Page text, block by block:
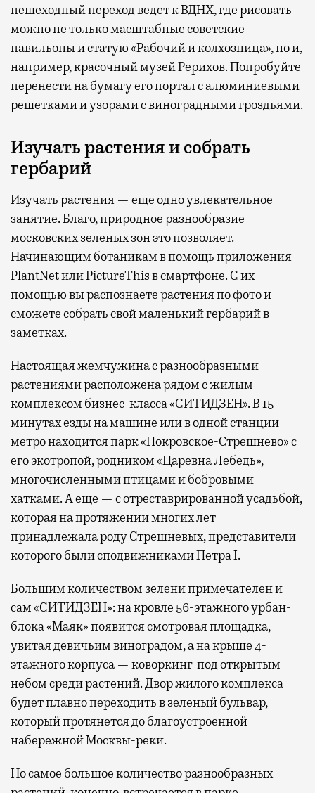
пешеходный переход ведет к ВДНХ, где рисовать
можно не только масштабные советские
павильоны и статую «Рабочий и колхозница», но и,
например, красочный музей Рерихов. Попробуйте
перенести на бумагу его портал с алюминиевыми
решетками и узорами с виноградными гроздьями.
Изучать растения и собрать
гербарий
Изучать растения — еще одно увлекательное
занятие. Благо, природное разнообразие
московских зеленых зон это позволяет.
Начинающим ботаникам в помощь приложения
PlantNet или PictureThis в смартфоне. С их
помощью вы распознаете растения по фото и
сможете собрать свой маленький гербарий в
заметках.
Настоящая жемчужина с разнообразными
растениями расположена рядом с жилым
комплексом бизнес-класса «СИТИДЗЕН». В 15
минутах езды на машине или в одной станции
метро находится парк «Покровское-Стрешнево» с
его экотропой, родником «Царевна Лебедь»,
многочисленными птицами и бобровыми
хатками. А еще — с отреставрированной усадьбой,
которая на протяжении многих лет
принадлежала роду Стрешневых, представители
которого были сподвижниками Петра I.
Большим количеством зелени примечателен и
сам «СИТИДЗЕН»: на кровле 56-этажного урбан-
блока «Маяк» появится смотровая площадка,
увитая девичьим виноградом, а на крыше 4-
этажного корпуса — коворкинг под открытым
небом среди растений. Двор жилого комплекса
будет плавно переходить в зеленый бульвар,
который протянется до благоустроенной
набережной Москвы-реки.
Но самое большое количество разнообразных